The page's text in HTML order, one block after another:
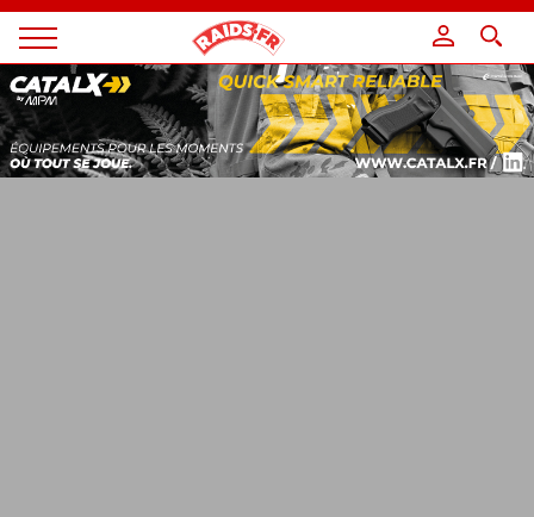
Magazine
Raids
Panneau de gestion des cookies